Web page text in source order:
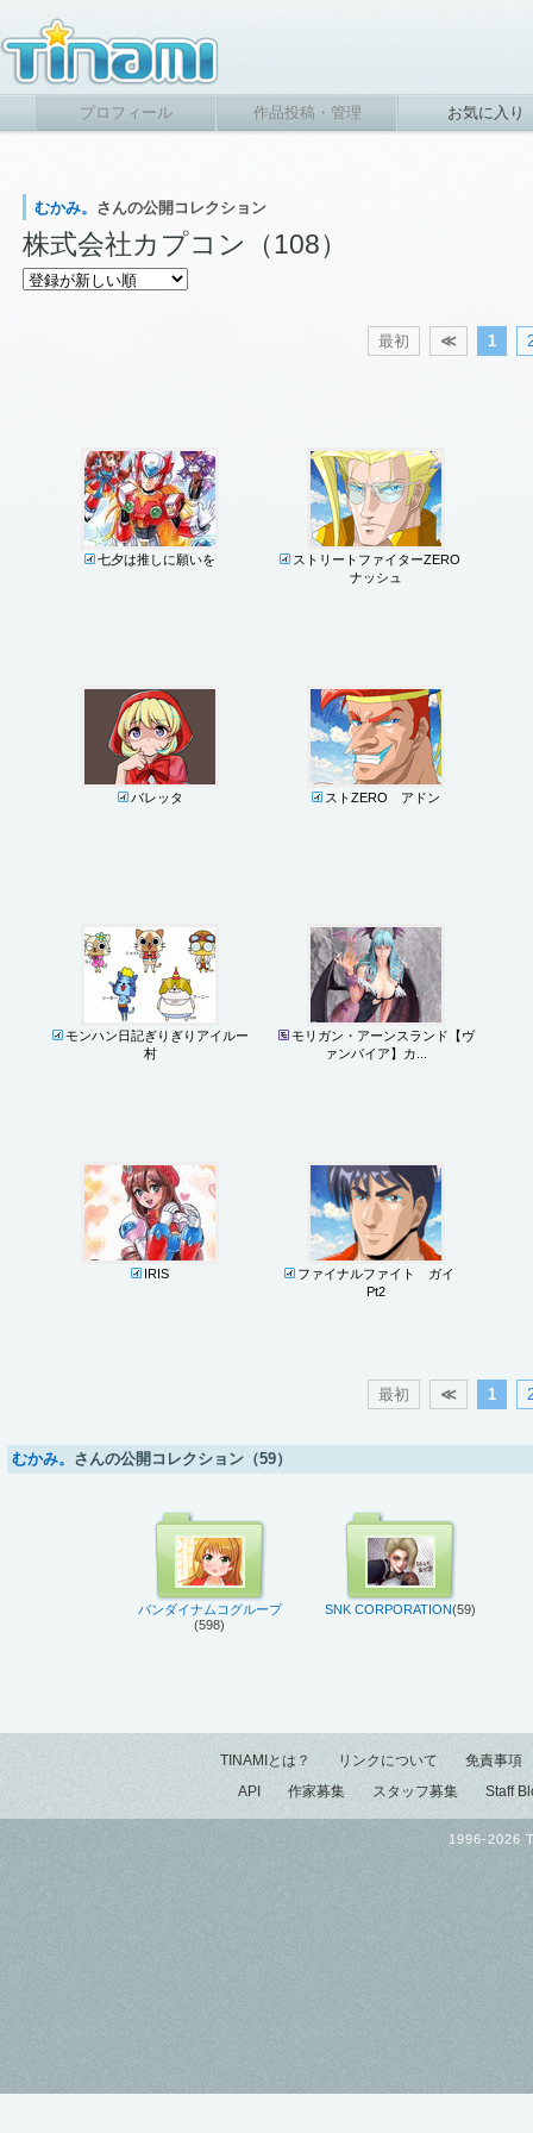
プロフィール 作品投稿・管理 お気に入り
むかみ。 さんの公開コレクション
株式会社カプコン（108）
最初 ≪ 1
七夕は推しに願いを
ストリートファイターZERO
ナッシュ
バレッタ ストZERO アドン
モンハン日記ぎりぎりアイルー
村
モリガン・アーンスランド【ヴ
ァンパイア】カ...
IRIS
ファイナルファイト ガイ
Pt2
最初 ≪ 1
むかみ。 さんの公開コレクション（59）
バンダイナムコグループ
(598)
SNK CORPORATION(59)
TINAMIとは？ リンクについて
免責事項
API
作家募集 スタッフ募集 Staff
1996-2026